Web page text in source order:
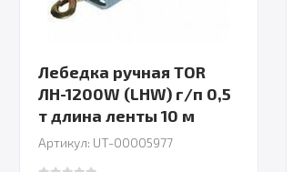
Лебедка ручная TOR
ЛН-1200W (LHW) г/п 0,5
т длина ленты 10 м
Артикул: UT-00005977